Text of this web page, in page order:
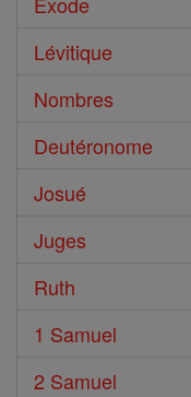
Lévitique
Nombres
Deutéronome
Josué
Juges
Ruth
1 Samuel
2 Samuel